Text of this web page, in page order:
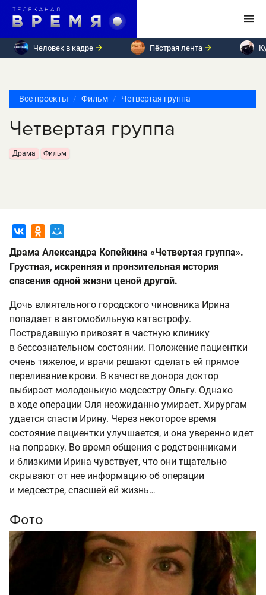
Человек в кадре Пёстрая лента
Все проекты Фильм Четвертая группа
Четвертая группа
Драма Фильм
Драма Александра Копейкина «Четвертая группа».
Грустная, искренняя и пронзительная история
спасения одной жизни ценой другой.
Дочь влиятельного городского чиновника Ирина
попадает в автомобильную катастрофу.
Пострадавшую привозят в частную клинику
в бессознательном состоянии. Положение пациентки
очень тяжелое, и врачи решают сделать ей прямое
переливание крови. В качестве донора доктор
выбирает молоденькую медсестру Ольгу. Однако
в ходе операции Оля неожиданно умирает. Хирургам
удается спасти Ирину. Через некоторое время
состояние пациентки улучшается, и она уверенно идет
на поправку. Во время общения с родственниками
и близкими Ирина чувствует, что они тщательно
скрывают от нее информацию об операции
и медсестре, спасшей ей жизнь…
Фото